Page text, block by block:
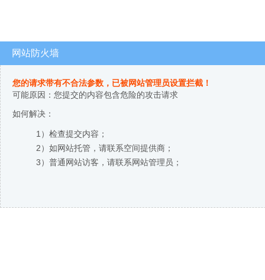
网站防火墙
您的请求带有不合法参数，已被网站管理员设置拦截！
可能原因：您提交的内容包含危险的攻击请求
如何解决：
1）检查提交内容；
2）如网站托管，请联系空间提供商；
3）普通网站访客，请联系网站管理员；